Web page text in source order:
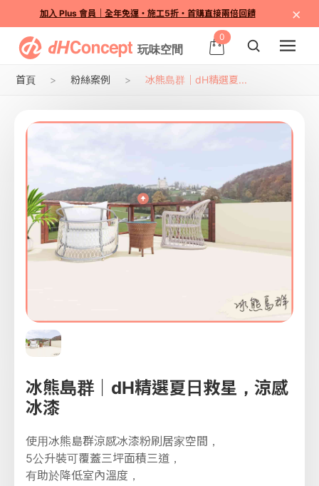
加入 Plus 會員｜全年免運・施工5折・首購直接兩倍回饋 ×
0
首頁 粉絲案例 冰熊島群｜dH精選夏...
冰熊島群｜dH精選夏日救星，涼感
冰漆
使用冰熊島群涼感冰漆粉刷居家空間，
5公升裝可覆蓋三坪面積三道，
有助於降低室內溫度，